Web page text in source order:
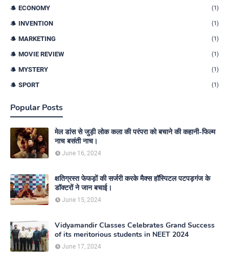
ECONOMY (1)
INVENTION (1)
MARKETING (1)
MOVIE REVIEW (1)
MYSTERY (1)
SPORT (1)
Popular Posts
मेल डांस से जुड़ी लोक कला की परंपरा को बचाने की कहानी-फिल्म
नाच बसंती नाच।
June 16, 2024
क्षतिग्रस्त फेफड़ों की सर्जरी करके मैक्स हॉस्पिटल पटपड़गंज के
डॉक्टरों ने जान बचाई।
June 15, 2024
Vidyamandir Classes Celebrates Grand Success
of its meritorious students in NEET 2024
June 17, 2024